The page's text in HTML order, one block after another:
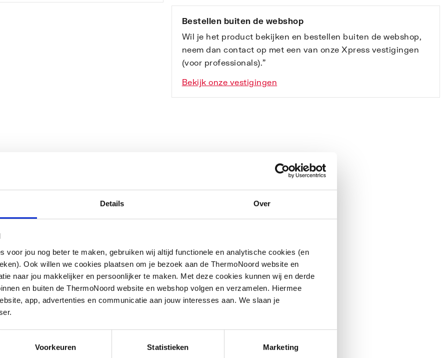
Details Over
voor jou nog beter te maken, gebruiken wij altijd functionele en analytische cookies (en
Ook willen we cookies plaatsen om je bezoek aan de ThermoNoord website en
naar jou makkelijker en persoonlijker te maken. Met deze cookies kunnen wij en derde
en buiten de ThermoNoord website en webshop volgen en verzamelen. Hiermee
app, advertenties en communicatie aan jouw interesses aan. We slaan je
Voorkeuren Statistieken Marketing
Bestellen buiten de webshop
Wil je het product bekijken en bestellen buiten de webshop,
neem dan contact op met een van onze Xpress vestigingen
(voor professionals).”
Bekijk onze vestigingen